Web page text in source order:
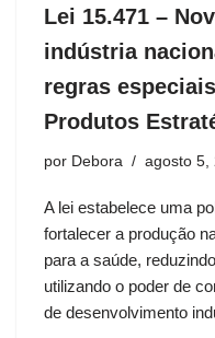
Lei 15.471 –
indústria
regras
Produtos
por Debora agosto 5,
A lei estabelece uma
fortalecer a produção
para a saúde,
utilizando o poder de
de desenvolvimento